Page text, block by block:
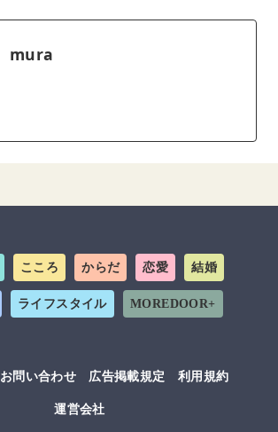
mura
こころ からだ 恋愛 結婚
ライフスタイル MOREDOOR+
お問い合わせ 広告掲載規定
利用規約
運営会社